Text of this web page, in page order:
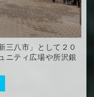
三八市」として２０
ニティ広場や所沢銀